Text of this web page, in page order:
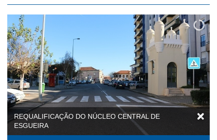
REQUALIFICAÇÃO DO NÚCLEO CENTRAL DE
ESGUEIRA